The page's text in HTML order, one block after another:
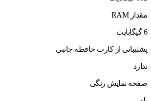
مقدار RAM
6 گیگابایت
پشتیبانی از کارت حافظه جانبی
ندارد
صفحه نمایش رنگی